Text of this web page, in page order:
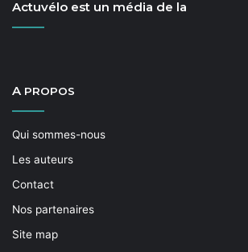
qui est impor­tant pour nous, c’est de
Mer­ci Simon!
Actuvélo est un média de la
A PROPOS
Qui sommes-nous
Les auteurs
Contact
Nos partenaires
Site map